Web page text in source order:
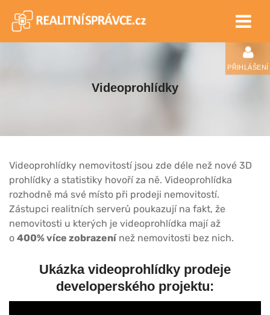
PŘIHLÁŠENÍ
Videoprohlídky
Videoprohlídky nemovitostí jsou zde déle než nové 3D
prohlídky a statistiky hovoří za ně. Videoprohlídka
rozhodně má své místo při prodeji nemovitostí.
Zástupci realitních serverů poukazují na fakt, že
nemovitosti u kterých je videoprohlídka mají až
o 400% více zobrazenínež nemovitosti bez nich.
Ukázka videoprohlídky prodeje
developerského projektu: